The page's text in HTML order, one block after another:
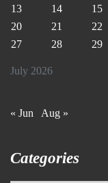
July 2026
13
14 15
20
21 22
27
28 29
« Jun Aug »
Categories